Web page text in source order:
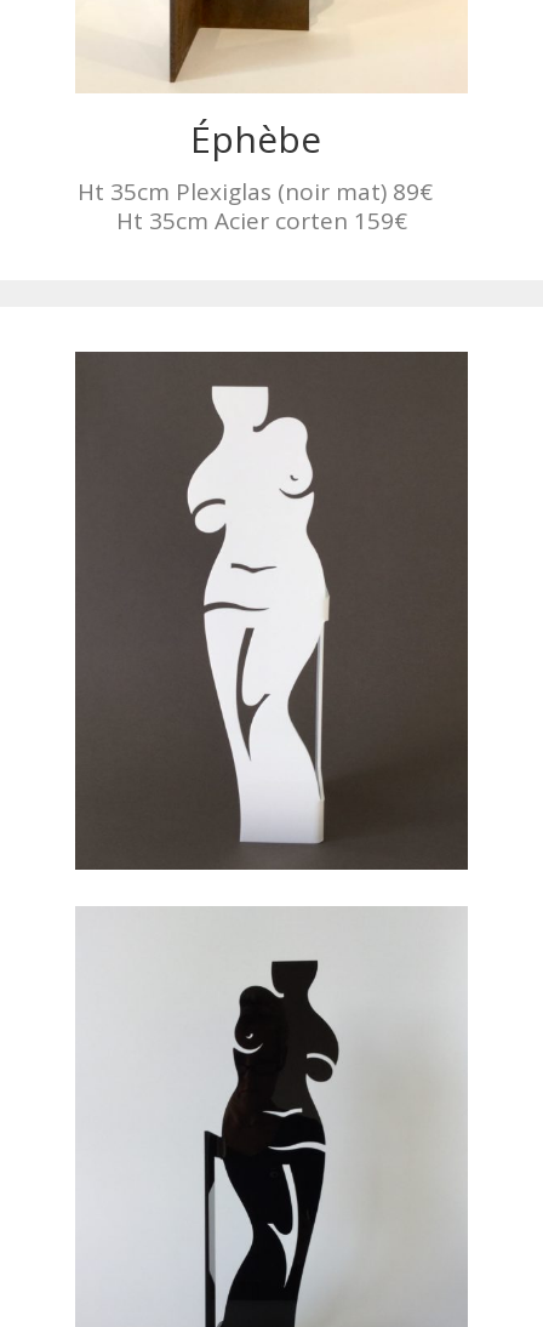
Éphèbe
Ht 35cm Plexiglas (noir mat) 89€
Ht 35cm Acier corten 159€